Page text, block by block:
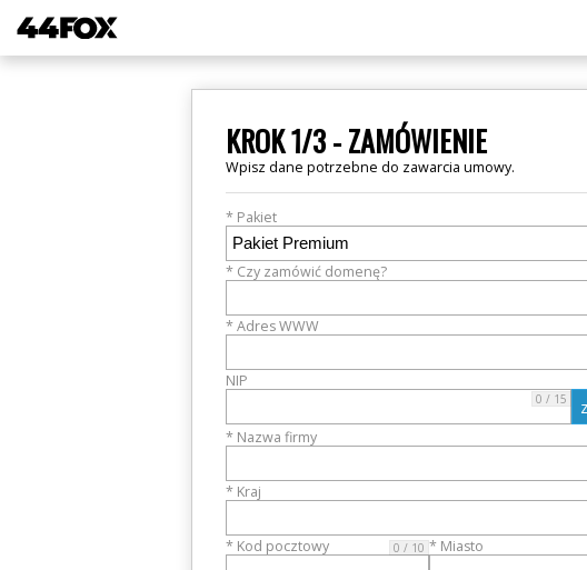
KROK 1/3 - ZAMÓWIENIE
Wpisz dane potrzebne do zawarcia umowy.
* Pakiet
* Czy zamówić domenę?
* Adres WWW
NIP
0 / 15
* Nazwa firmy
* Kraj
* Kod pocztowy 0 / 10 * Miasto